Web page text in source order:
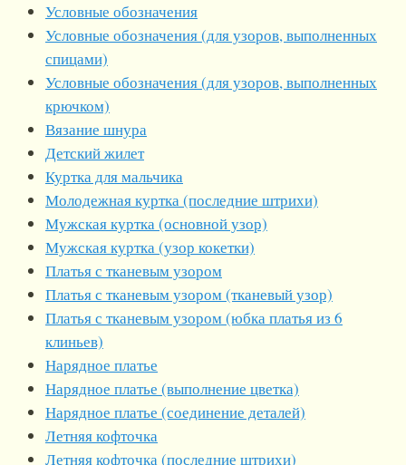
Условные обозначения
Условные обозначения (для узоров, выполненных
спицами)
Условные обозначения (для узоров, выполненных
крючком)
Вязание шнура
Детский жилет
Куртка для мальчика
Молодежная куртка (последние штрихи)
Мужская куртка (основной узор)
Мужская куртка (узор кокетки)
Платья с тканевым узором
Платья с тканевым узором (тканевый узор)
Платья с тканевым узором (юбка платья из 6
клиньев)
Нарядное платье
Нарядное платье (выполнение цветка)
Нарядное платье (соединение деталей)
Летняя кофточка
Летняя кофточка (последние штрихи)